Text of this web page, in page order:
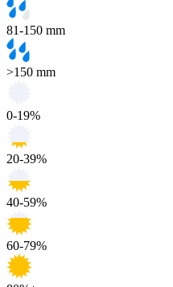
81-150 mm
>150 mm
0-19%
20-39%
40-59%
60-79%